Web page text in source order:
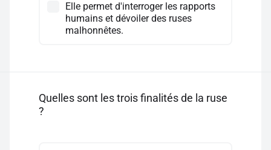
Elle permet d'interroger les rapports
humains et dévoiler des ruses
malhonnêtes.
Quelles sont les trois finalités de la ruse
?